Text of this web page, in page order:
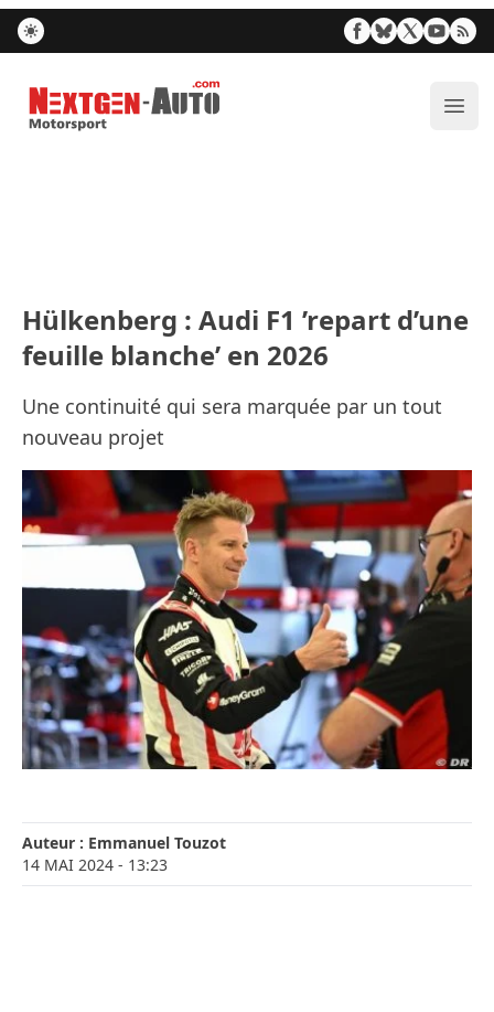
Nextgen-Auto.com
Hülkenberg : Audi F1 ’repart d’une
feuille blanche’ en 2026
Une continuité qui sera marquée par un tout
nouveau projet
Auteur : Emmanuel Touzot
14 MAI 2024 - 13:23